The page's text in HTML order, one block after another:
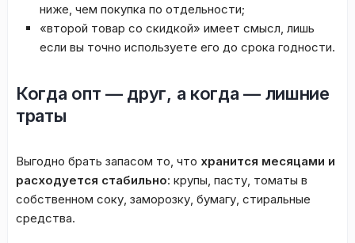
ниже, чем покупка по отдельности;
«второй товар со скидкой» имеет смысл, лишь
если вы точно используете его до срока годности.
Когда опт — друг, а когда — лишние
траты
Выгодно брать запасом то, что хранится месяцами и
расходуется стабильно: крупы, пасту, томаты в
собственном соку, заморозку, бумагу, стиральные
средства.